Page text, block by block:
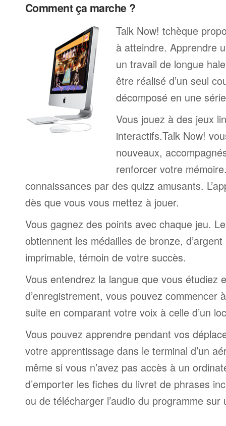
Comment ça marche ?
Talk Now! tchèque
à atteindre. Apprendre
un travail de longue
être réalisé d’un seul
décomposé en une
Vous jouez à des jeux
interactifs.Talk Now!
nouveaux,
renforcer votre
connaissances par des quizz amusants.
dès que vous vous mettez à jouer.
Vous gagnez des points avec chaque jeu.
obtiennent les médailles de bronze,
imprimable, témoin de votre succès.
Vous entendrez la langue que vous étudiez
d’enregistrement, vous pouvez commencer
suite en comparant votre voix à celle d’un
Vous pouvez apprendre pendant vos
votre apprentissage dans le terminal d’un
même si vous n’avez pas accès à un
d’emporter les fiches du livret de phrases
ou de télécharger l’audio du programme sur